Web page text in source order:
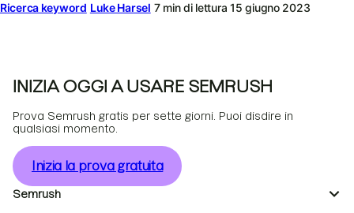
Ricerca keyword Luke Harsel 7 min di lettura 15 giugno 2023
INIZIA OGGI A USARE SEMRUSH
Prova Semrush gratis per sette giorni. Puoi disdire in
qualsiasi momento.
Inizia la prova gratuita
Semrush